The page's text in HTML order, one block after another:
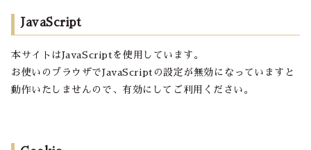
JavaScript
本サイトはJavaScriptを使用しています。
お使いのブラウザでJavaScriptの設定が無効になっていますと
動作いたしませんので、有効にしてご利用ください。